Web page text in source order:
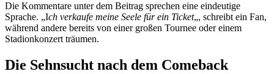
Die Kommentare unter dem Beitrag sprechen eine eindeutige
Sprache. „Ich verkaufe meine Seele für ein Ticket„, schreibt ein Fan,
während andere bereits von einer großen Tournee oder einem
Stadionkonzert träumen.
Die Sehnsucht nach dem Comeback